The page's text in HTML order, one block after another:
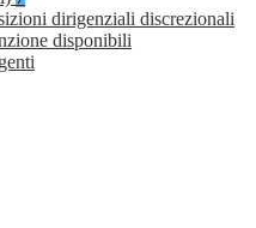
dirigenziali discrezionali
disponibili